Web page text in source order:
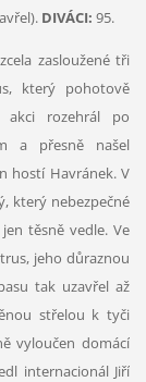
DIVÁCI: 95.
zasloužené tři
který pohotově
akci rozehrál po
a přesně našel
hostí Havránek. V
který nebezpečné
těsně vedle. Ve
jeho důraznou
tak uzavřel až
střelou k tyči
vyloučen domácí
internacionál Jiří